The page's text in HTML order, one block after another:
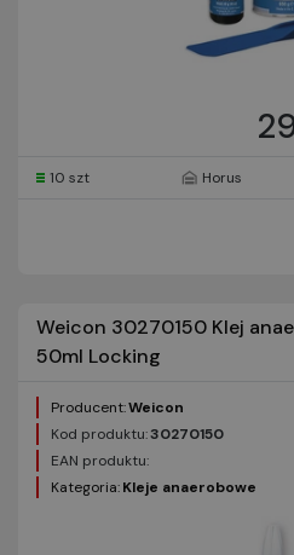
10 szt Horus
Weicon 30270150 Klej
50ml Locking
Producent:Weicon
Kod produktu:30270150
EAN produktu:
Kategoria:Kleje anaerobowe